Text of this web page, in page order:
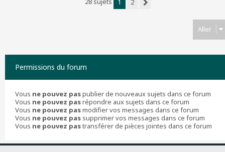
1
2
Aller
Permissions du forum
Vous ne pouvez paspublier de nouveaux sujets dans ce forum
Vous ne pouvez pasrépondre aux sujets dans ce forum
Vous ne pouvez pasmodifier vos messages dans ce forum
Vous ne pouvez pas supprimer vos messages dans ce forum
Vous ne pouvez pastransférer de pièces jointes dans ce forum